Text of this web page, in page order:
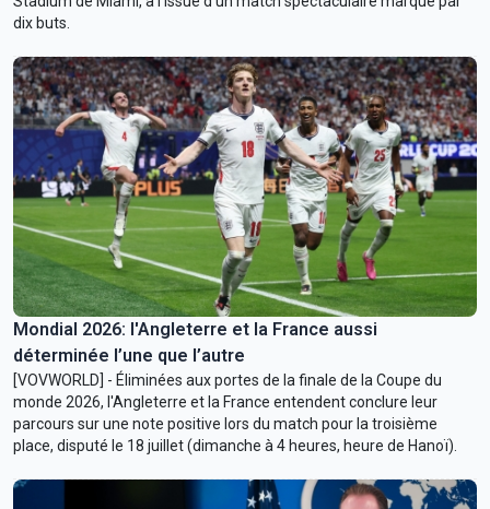
dix buts.
Mondial 2026: l'Angleterre et la France aussi
déterminée l’une que l’autre
[VOVWORLD] - Éliminées aux portes de la finale de la Coupe du
monde 2026, l'Angleterre et la France entendent conclure leur
parcours sur une note positive lors du match pour la troisième
place, disputé le 18 juillet (dimanche à 4 heures, heure de Hanoï).